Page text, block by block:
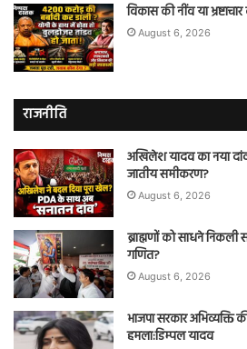
विकास की नींव या
August 6, 2026
राजनीति
अखिलेश यादव का नया
जातीय समीकरण?
August 6, 2026
ब्राह्मणों को साधने
गणित?
August 6, 2026
भाजपा सरकार अभिव्यक्ति
हमला:डिम्पल यादव